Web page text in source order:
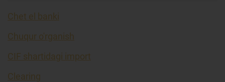
Chet el banki
Chuqur o'rganish
CIF shartidagi import
Clearing